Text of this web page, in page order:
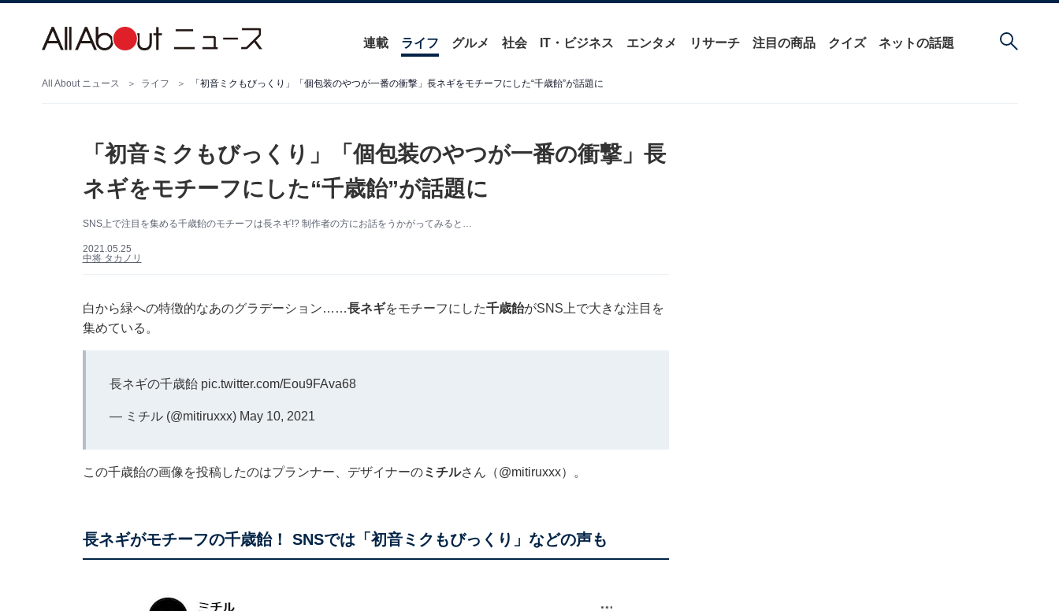
連載 ライフ グルメ 社会 IT・ビジネス エンタメ リサーチ 注目の商品 クイズ ネットの話題
All About ニュース ライフ 「初音ミクもびっくり」「個包装のやつが一番の衝撃」長ネギをモチーフにした“千歳飴”が話題に
「初音ミクもびっくり」「個包装のやつが一番の衝撃」長
ネギをモチーフにした“千歳飴”が話題に
SNS上で注目を集める千歳飴のモチーフは長ネギ!? 制作者の方にお話をうかがってみると…
2021.05.25
中将 タカノリ
白から緑への特徴的なあのグラデーション……長ネギをモチーフにした千歳飴がSNS上で大きな注目を
集めている。
長ネギの千歳飴 pic.twitter.com/Eou9FAva68
— ミチル (@mitiruxxx) May 10, 2021
この千歳飴の画像を投稿したのはプランナー、デザイナーのミチルさん（@mitiruxxx）。
長ネギがモチーフの千歳飴！ SNSでは「初音ミクもびっくり」などの声も